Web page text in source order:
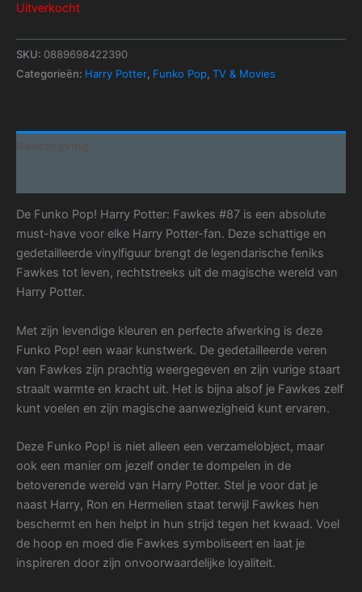
Uitverkocht
SKU: 0889698422390
Categorieën: Harry Potter, Funko Pop, TV & Movies
De Funko Pop! Harry Potter: Fawkes #87 is een absolute
must-have voor elke Harry Potter-fan. Deze schattige en
gedetailleerde vinylfiguur brengt de legendarische feniks
Fawkes tot leven, rechtstreeks uit de magische wereld van
Harry Potter.
Met zijn levendige kleuren en perfecte afwerking is deze
Funko Pop! een waar kunstwerk. De gedetailleerde veren
van Fawkes zijn prachtig weergegeven en zijn vurige staart
straalt warmte en kracht uit. Het is bijna alsof je Fawkes zelf
kunt voelen en zijn magische aanwezigheid kunt ervaren.
Deze Funko Pop! is niet alleen een verzamelobject, maar
ook een manier om jezelf onder te dompelen in de
betoverende wereld van Harry Potter. Stel je voor dat je
naast Harry, Ron en Hermelien staat terwijl Fawkes hen
beschermt en hen helpt in hun strijd tegen het kwaad. Voel
de hoop en moed die Fawkes symboliseert en laat je
inspireren door zijn onvoorwaardelijke loyaliteit.